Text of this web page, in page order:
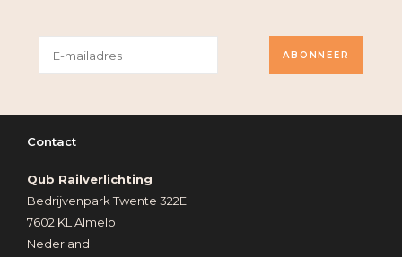
ABONNEER
Contact
Qub Railverlichting
Bedrijvenpark Twente 322E
7602 KL Almelo
Nederland